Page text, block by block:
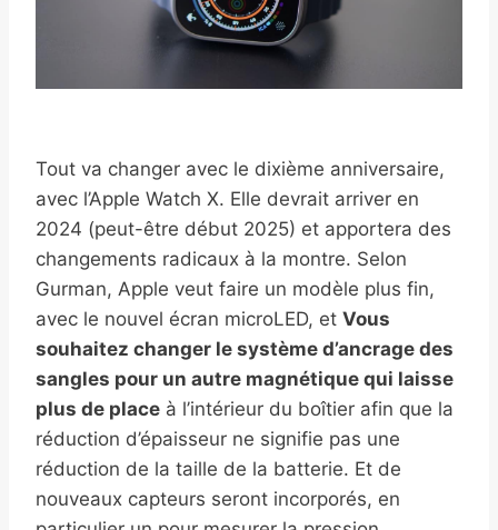
Tout va changer avec le dixième anniversaire,
avec l’Apple Watch X. Elle devrait arriver en
2024 (peut-être début 2025) et apportera des
changements radicaux à la montre. Selon
Gurman, Apple veut faire un modèle plus fin,
avec le nouvel écran microLED, et Vous
souhaitez changer le système d’ancrage des
sangles pour un autre magnétique qui laisse
plus de place à l’intérieur du boîtier afin que la
réduction d’épaisseur ne signifie pas une
réduction de la taille de la batterie. Et de
nouveaux capteurs seront incorporés, en